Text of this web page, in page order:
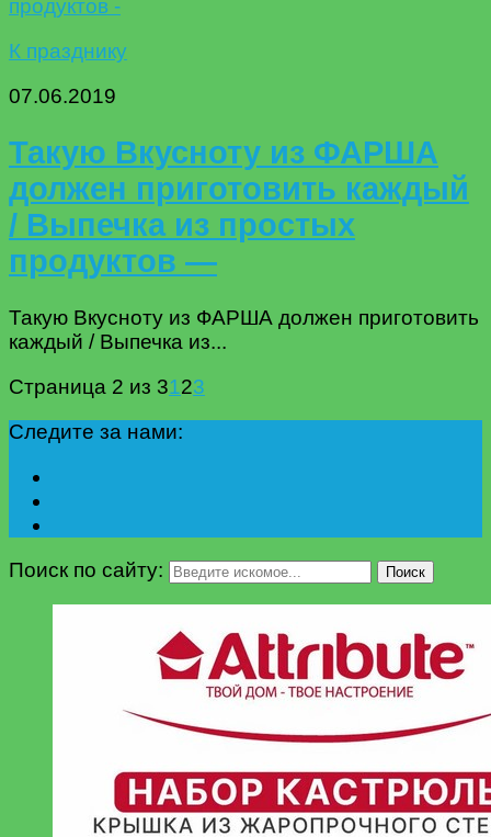
К празднику
07.06.2019
Такую Вкусноту из ФАРША
должен приготовить каждый
/ Выпечка из простых
продуктов —
Такую Вкусноту из ФАРША должен приготовить
каждый / Выпечка из...
Страница 2 из 3123
Следите за нами:
Поиск по сайту: Поиск